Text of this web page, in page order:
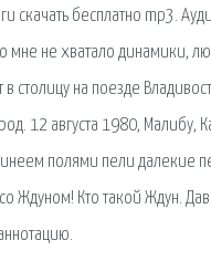
скачать бесплатно mp3.
мне не хватало динамики,
столицу на поезде
12 августа 1980, Малибу,
полями пели далекие
Кто такой Ждун.